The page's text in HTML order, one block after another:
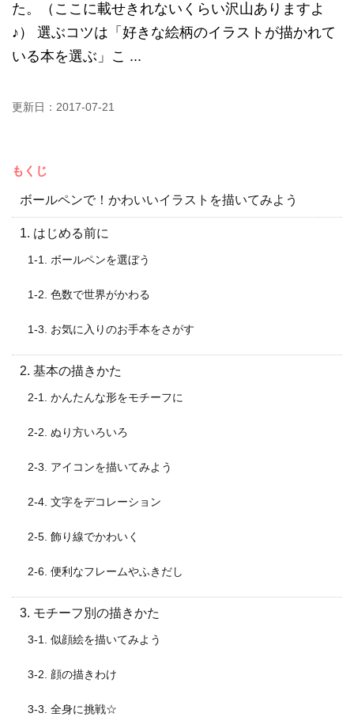
た。（ここに載せきれないくらい沢山ありますよ
♪） 選ぶコツは「好きな絵柄のイラストが描かれて
いる本を選ぶ」こ ...
更新日： 2017-07-21
もくじ
ボールペンで！かわいいイラストを描いてみよう
1. はじめる前に
1-1. ボールペンを選ぼう
1-2. 色数で世界がかわる
1-3. お気に入りのお手本をさがす
2. 基本の描きかた
2-1. かんたんな形をモチーフに
2-2. ぬり方いろいろ
2-3. アイコンを描いてみよう
2-4. 文字をデコレーション
2-5. 飾り線でかわいく
2-6. 便利なフレームやふきだし
3. モチーフ別の描きかた
3-1. 似顔絵を描いてみよう
3-2. 顔の描きわけ
3-3. 全身に挑戦☆